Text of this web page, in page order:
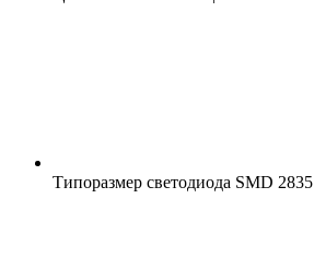
Типоразмер светодиода SMD 2835